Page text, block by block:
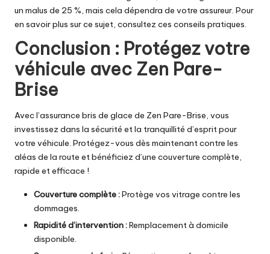
un malus de 25 %, mais cela dépendra de votre assureur. Pour
en savoir plus sur ce sujet, consultez ces conseils pratiques
Conclusion : Protégez votre
véhicule avec Zen Pare-
Brise
Avec l’assurance bris de glace de Zen Pare-Brise, vous
investissez dans la sécurité et la tranquillité d’esprit pour
votre véhicule. Protégez-vous dès maintenant contre les
aléas de la route et bénéficiez d’une couverture complète,
rapide et efficace !
Couverture complète :Protège vos vitrage contre les
dommages.
Rapidité d’intervention :Remplacement à domicile
disponible.